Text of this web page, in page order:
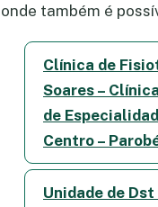
onde também é
Clínica de
Soares –
de
Centro –
Unidade de